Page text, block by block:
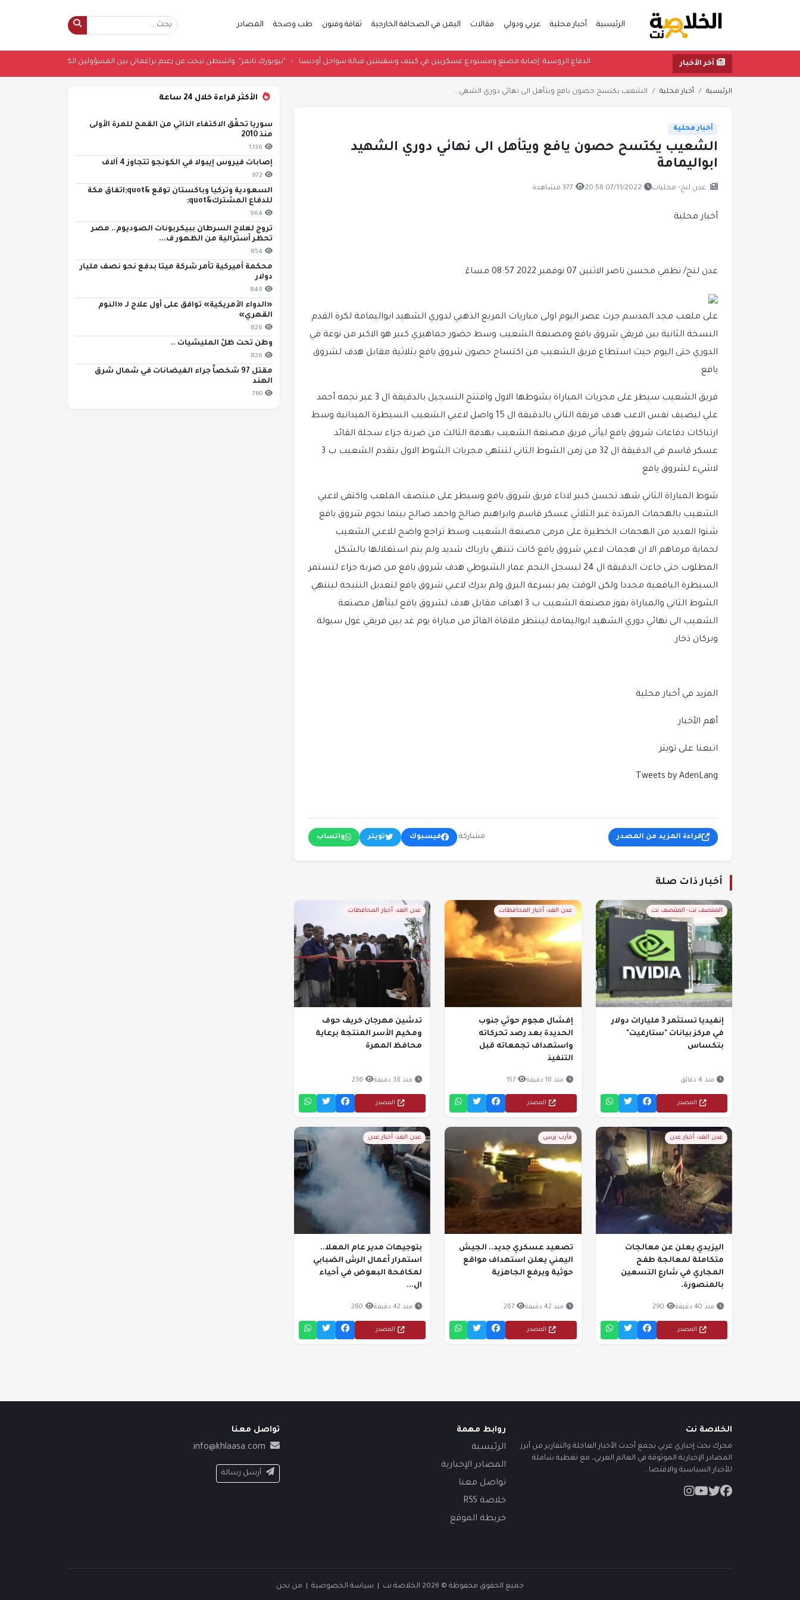
الرئيسية أخبار محلية عربي ودولي مقالات اليمن في الصحافة الخارجية ثقافة وفنون طب وصحة المصادر
آخر الأخبار الدفاع الروسية: إصابة مصنع ومستودع عسكريين في كييف وسفينتين قبالة سواحل أوديسا•"نيويورك تايمز": واشنطن تبحث عن زعيم براغماتي بين المسؤولين الكوبيين لتكرار
الرئيسية أخبار محلية الشعيب يكتسح حصون يافع ويتأهل الى نهائي دوري الشهي...
أخبار محلية
الشعيب يكتسح حصون يافع ويتأهل الى نهائي دوري الشهيد
ابواليمامة
عدن لنج- محليات 07/11/2022 20:58 377 مشاهدة
أخبار محلية
عدن لنج/ نظمي محسن ناصر الاثنين 07 نوفمبر 2022 08:57 مساءً
على ملعب مجد المدسم جرت عصر اليوم اولى مباريات المربع الذهبي لدوري الشهيد ابواليمامة لكرة القدم
النسخة الثانية بين فريقي شروق يافع ومصنعة الشعيب وسط حضور جماهيري كبير هو الاكبر من نوعة في
الدوري حتى اليوم حيث استطاع فريق الشعيب من اكتساح حصون شروق يافع بثلاثية مقابل هدف لشروق
يافع
فريق الشعيب سيطر على مجريات المباراة بشوطها الاول وافتتح التسجيل بالدقيقة ال 3 عبر نجمه أحمد
علي ليضيف نفس الاعب هدف فريقة الثاني بالدقيقة ال 15 واصل لاعبي الشعيب السيطرة الميدانية وسط
ارتباكات دفاعات شروق يافع ليأتي فريق مصنعة الشعيب بهدفة الثالث من ضربة جزاء سجلة القائد
عسكر قاسم في الدقيقة ال 32 من زمن الشوط الثاني لتنتهي مجريات الشوط الاول بتقدم الشعيب ب 3
لاشيء لشروق يافع
شوط المباراة الثاني شهد تحسن كبير لاداء فريق شروق يافع وسيطر على منتصف الملعب واكتفى لاعبي
الشعيب بالهجمات المرتدة عبر الثلاثي عسكر قاسم وابراهيم صالح واحمد صالح بينما نجوم شروق يافع
شنوا العديد من الهجمات الخطيرة على مرمى مصنعة الشعيب وسط تراجع واضح للاعبي الشعيب
لحماية مرماهم الا ان هجمات لاعبي شروق يافع كانت تنتهي بارباك شديد ولم يتم استغلالها بالشكل
المطلوب حتى جاءت الدقيقة ال 24 ليسجل النجم عمار الشبوطي هدف شروق يافع من ضربة جزاء لتستمر
السيطرة اليافعية مجددا ولكن الوقت يمر بسرعة البرق ولم يدرك لاعبي شروق يافع لتعديل النتيجة لينتهي
الشوط الثاني والمباراة بفوز مصنعة الشعيب ب 3 اهداف مقابل هدف لشروق يافع ليتأهل مصنعة
الشعيب الى نهائي دوري الشهيد ابواليمامة لينتظر ملاقاة الفائز من مباراة يوم غد بين فريقي غول سبولة
وبركان ذخار
المزيد في أخبار محلية
أهم الأخبار
اتبعنا على تويتر
Tweets by AdenLang
قراءة المزيد من المصدر مشاركة: فيسبوك تويتر واتساب
أخبار ذات صلة
المنتصف نت- المنتصف نت
إنفيديا تستثمر 3 مليارات دولار
في مركز بيانات "ستارغيت"
بتكساس
منذ 4 دقائق
المصدر
عدن الغد- أخبار المحافظات
إفشال هجوم حوثي جنوب
الحديدة بعد رصد تحركاته
واستهداف تجمعاته قبل
التنفيذ
منذ 18 دقيقة 157
المصدر
عدن الغد- أخبار المحافظات
تدشين مهرجان خريف حوف
ومخيم الأسر المنتجة برعاية
محافظ المهرة
منذ 38 دقيقة 236
المصدر
عدن الغد- أخبار عدن
اليزيدي يعلن عن معالجات
متكاملة لمعالجة طفح
المجاري في شارع التسعين
بالمنصورة.
منذ 40 دقيقة 290
المصدر
مأرب برس
تصعيد عسكري جديد.. الجيش
اليمني يعلن استهداف مواقع
حوثية ويرفع الجاهزية
منذ 42 دقيقة 267
المصدر
عدن الغد- أخبار عدن
بتوجيهات مدير عام المعلا..
استمرار أعمال الرش الضبابي
لمكافحة البعوض في أحياء
ال...
منذ 42 دقيقة 260
المصدر
الأكثر قراءة خلال 24 ساعة
سوريا تحقّق الاكتفاء الذاتي من القمح للمرة الأولى
منذ 2010
1,136
إصابات فيروس إيبولا في الكونجو تتجاوز 4 آلاف
972
السعودية وتركيا وباكستان توقع &quot;اتفاق مكة
للدفاع المشترك&quot;
964
تروج لعلاج السرطان ببيكربونات الصوديوم.. مصر
تحظر أسترالية من الظهور ف...
854
محكمة أميركية تأمر شركة ميتا بدفع نحو نصف مليار
دولار
849
«الدواء الأمريكية» توافق على أول علاج لـ «النوم
القهري»
826
وطن تحت ظلّ المليشيات ..
826
مقتل 97 شخصاً جراء الفيضانات في شمال شرق
الهند
780
الخلاصة نت
محرك بحث إخباري عربي يجمع أحدث الأخبار العاجلة والتقارير من أبرز
المصادر الإخبارية الموثوقة في العالم العربي، مع تغطية شاملة
للأخبار السياسية والاقتصا...
روابط مهمة
الرئيسية
المصادر الإخبارية
تواصل معنا
خلاصة RSS
خريطة الموقع
تواصل معنا
info@khlaasa.com
أرسل رسالة
جميع الحقوق محفوظة © 2026 الخلاصة نت | سياسة الخصوصية من نحن